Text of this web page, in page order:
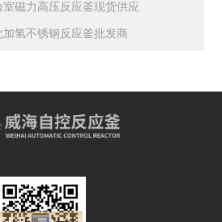
室磁力高压反应釜现货供应
加氢不锈钢反应釜批发商